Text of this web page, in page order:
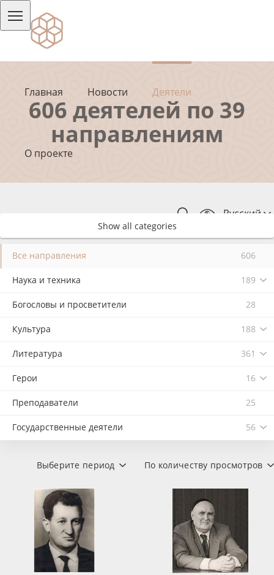
Главная Новости Деятели
О проекте
Русский
606 деятелей по 39
направлениям
Show all categories
Все направления 606
Наука и техника 189
Богословы и просветители 28
Культура 188
Литература 361
Герои 16
Преподаватели 25
Государственные деятели 56
По количеству просмотров
Выберите период